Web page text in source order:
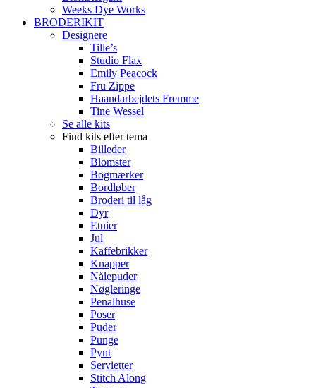
Weeks Dye Works
BRODERIKIT
Designere
Tille’s
Studio Flax
Emily Peacock
Fru Zippe
Haandarbejdets Fremme
Tine Wessel
Se alle kits
Find kits efter tema
Billeder
Blomster
Bogmærker
Bordløber
Broderi til låg
Dyr
Etuier
Jul
Kaffebrikker
Knapper
Nålepuder
Nøgleringe
Penalhuse
Poser
Puder
Punge
Pynt
Servietter
Stitch Along